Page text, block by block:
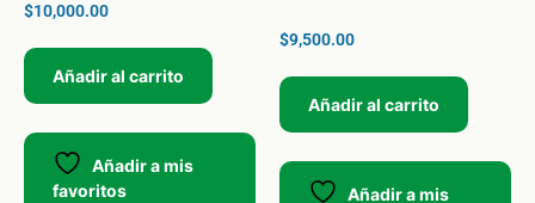
$10,000.00
Añadir al carrito
Añadir a mis
favoritos
$9,500.00
Añadir al carrito
Añadir a mis